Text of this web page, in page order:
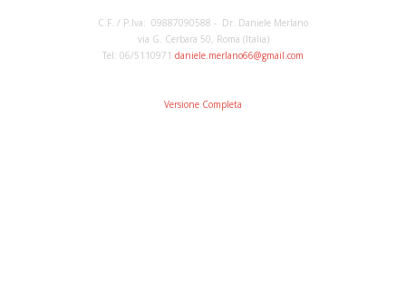
C.F. / P.Iva: 09887090588 - Dr. Daniele Merlano
via G. Cerbara 50, Roma (Italia)
Tel: 06/5110971 daniele.merlano66@gmail.com
Versione Completa